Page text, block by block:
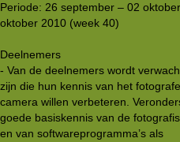
Periode: 26 september – 02
oktober 2010 (week 40)
Deelnemers
- Van de deelnemers wordt
zijn die hun kennis van het
camera willen verbeteren.
goede basiskennis van de
en van softwareprogramma’s als